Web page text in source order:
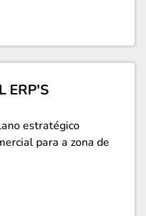
ERP'S
estratégico
para a zona de